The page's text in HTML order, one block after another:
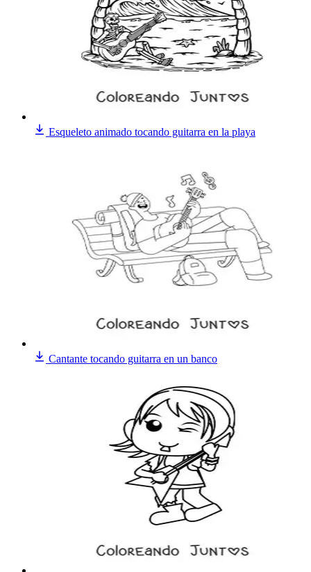
Esqueleto animado tocando guitarra en la playa
Cantante tocando guitarra en un banco